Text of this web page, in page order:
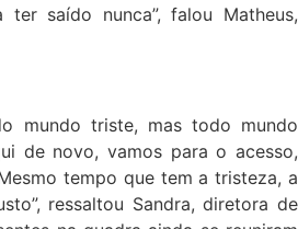
saído nunca”, falou Matheus,
mundo triste, mas todo mundo
de novo, vamos para o acesso,
tempo que tem a tristeza, a
ressaltou Sandra, diretora de